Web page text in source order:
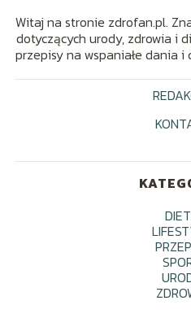
Witaj na stronie zdrofan.pl.
dotyczących urody, zdrowia i
przepisy na wspaniałe dania